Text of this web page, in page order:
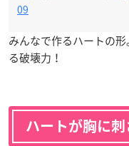
09
みんなで作るハートの
る破壊力！
ハートが胸に